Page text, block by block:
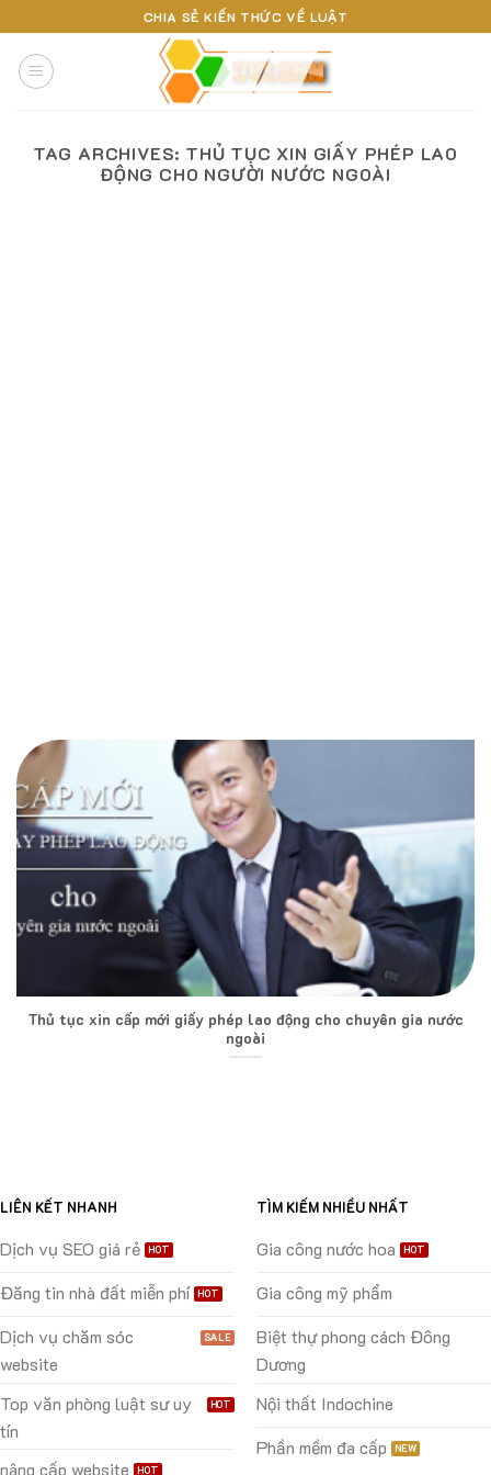
to
content
CHIA SẺ KIẾN THỨC VỀ LUẬT
TAG ARCHIVES: THỦ TỤC XIN GIẤY PHÉP LAO
ĐỘNG CHO NGƯỜI NƯỚC NGOÀI
Thủ tục xin cấp mới giấy phép lao động cho chuyên gia nước
ngoài
LIÊN KẾT NHANH
Dịch vụ SEO giá rẻ
Đăng tin nhà đất miễn phí
Dịch vụ chăm sóc
website
Top văn phòng luật sư uy
tín
nâng cấp website
TÌM KIẾM NHIỀU NHẤT
Gia công nước hoa
Gia công mỹ phẩm
Biệt thự phong cách Đông
Dương
Nội thất Indochine
Phần mềm đa cấp